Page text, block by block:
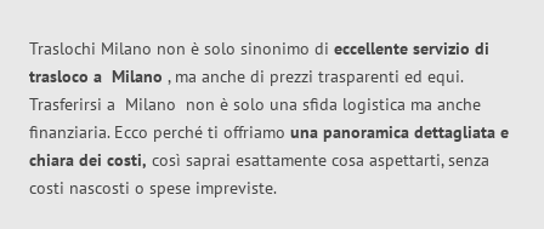
Traslochi Milano non è solo sinonimo di eccellente servizio di
trasloco a Milano , ma anche di prezzi trasparenti ed equi.
Trasferirsi a Milano non è solo una sfida logistica ma anche
finanziaria. Ecco perché ti offriamo una panoramica dettagliata e
chiara dei costi, così saprai esattamente cosa aspettarti, senza
costi nascosti o spese impreviste.